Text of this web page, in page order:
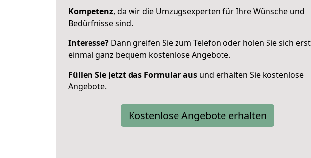
Kompetenz, da wir die Umzugsexperten für Ihre Wünsche und
Bedürfnisse sind.
Interesse? Dann greifen Sie zum Telefon oder holen Sie sich erst
einmal ganz bequem kostenlose Angebote.
Füllen Sie jetzt das Formular aus und erhalten Sie kostenlose
Angebote.
Kostenlose Angebote erhalten